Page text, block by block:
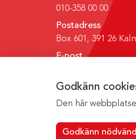
Godkänn
Den här
Godkänn
010-358 00 00
Postadress
Box 601, 391 26
E-post